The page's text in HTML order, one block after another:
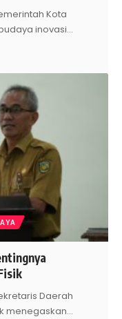
Kota
inovasi…
Daerah
menegaskan…